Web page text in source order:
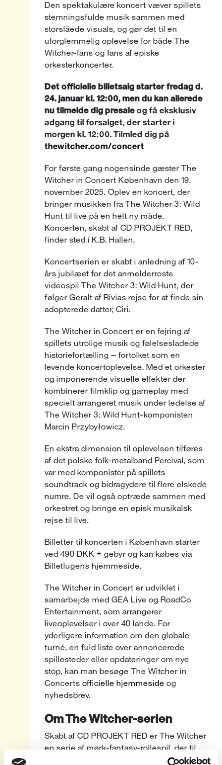
Den spektakulære koncert væver spillets
stemningsfulde musik sammen med
storslåede visuals, og gør det til en
uforglemmelig oplevelse for både The
Witcher-fans og fans af episke
orkesterkoncerter.
Det officielle billetsalg starter fredag d.
24. januar kl. 12:00, men du kan allerede
nu tilmelde dig presale og få eksklusiv
adgang til forsalget, der starter i
morgen kl. 12:00. Tilmled dig på
thewitcher.com/concert
For første gang nogensinde gæster The
Witcher in Concert København den 19.
november 2025. Oplev en koncert, der
bringer musikken fra The Witcher 3: Wild
Hunt til live på en helt ny måde.
Koncerten, skabt af CD PROJEKT RED,
finder sted i K.B. Hallen.
Koncertserien er skabt i anledning af 10-
års jubilæet for det anmelderroste
videospil The Witcher 3: Wild Hunt, der
følger Geralt af Rivias rejse for at finde sin
adopterede datter, Ciri.
The Witcher in Concert er en fejring af
spillets utrolige musik og følelsesladede
historiefortælling — fortolket som en
levende koncertoplevelse. Med et orkester
og imponerende visuelle effekter der
kombinerer filmklip og gameplay med
specielt arrangeret musik under ledelse af
The Witcher 3: Wild Hunt-komponisten
Marcin Przybyłowicz.
En ekstra dimension til oplevelsen tilføres
af det polske folk-metalband Percival, som
var med komponister på spillets
soundtrack og bidragydere til flere elskede
numre. De vil også optræde sammen med
orkestret og bringe en episk musikalsk
rejse til live.
Billetter til koncerten i København starter
ved 490 DKK + gebyr og kan købes via
Billetlugens hjemmeside.
The Witcher in Concert er udviklet i
samarbejde med GEA Live og RoadCo
Entertainment, som arrangerer
liveoplevelser i over 40 lande. For
yderligere information om den globale
turné, en fuld liste over annoncerede
spillesteder eller opdateringer om nye
stop, kan man besøge The Witcher in
Concerts officielle hjemmeside og
nyhedsbrev.
Om The Witcher-serien
Skabt af CD PROJEKT RED er The Witcher
en serie af mørk-fantasy-rollespil, der til